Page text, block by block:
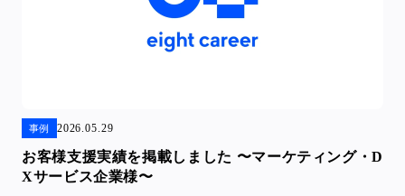
事例 2026.05.29
お客様支援実績を掲載しました 〜マーケティング・D
Xサービス企業様〜